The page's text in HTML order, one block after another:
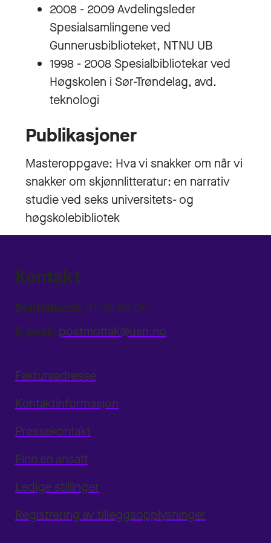
2008 - 2009 Avdelingsleder
Spesialsamlingene ved
Gunnerusbiblioteket, NTNU UB
1998 - 2008 Spesialbibliotekar ved
Høgskolen i Sør-Trøndelag, avd.
teknologi
Publikasjoner
Masteroppgave: Hva vi snakker om når vi
snakker om skjønnlitteratur: en narrativ
studie ved seks universitets- og
høgskolebibliotek
Kontakt
Sentralbord: 31 00 80 00
E-post: postmottak@usn.no
Fakturaadresse
Kontaktinformasjon
Pressekontakt
Finn en ansatt
Ledige stillinger
Registrering av tilleggsopplysninger